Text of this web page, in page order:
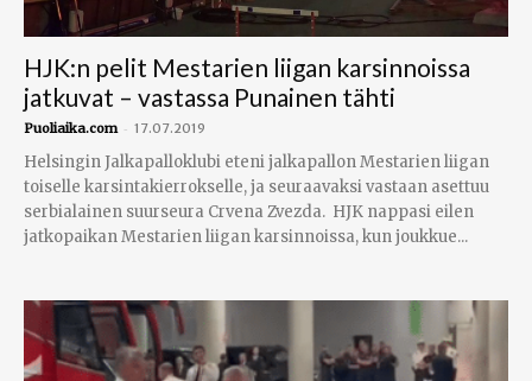
HJK:n pelit Mestarien liigan karsinnoissa
jatkuvat – vastassa Punainen tähti
Puoliaika.com - 17.07.2019
Helsingin Jalkapalloklubi eteni jalkapallon Mestarien liigan
toiselle karsintakierrokselle, ja seuraavaksi vastaan asettuu
serbialainen suurseura Crvena Zvezda. HJK nappasi eilen
jatkopaikan Mestarien liigan karsinnoissa, kun joukkue...